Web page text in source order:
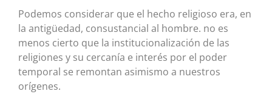
Podemos considerar que el hecho religioso era, en
la antigüedad, consustancial al hombre. no es
menos cierto que la institucionalización de las
religiones y su cercanía e interés por el poder
temporal se remontan asimismo a nuestros
orígenes.